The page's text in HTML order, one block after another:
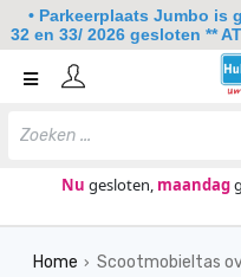
Nu gesloten, maandag
Home
Keuken
Home › Scootmobieltas
• Parkeerplaats Jumbo is
32 en 33/ 2026 gesloten **